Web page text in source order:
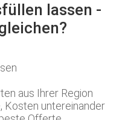
lassen -
aus Ihrer Region
Kosten untereinander